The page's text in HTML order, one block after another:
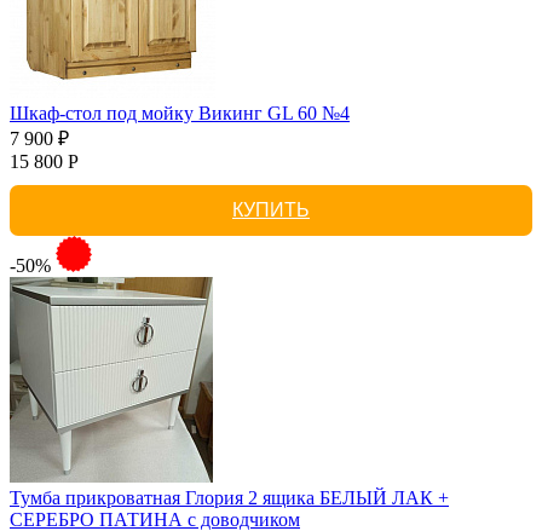
Шкаф-стол под мойку Викинг GL 60 №4
7 900 ₽
15 800 Р
КУПИТЬ
-50%
Тумба прикроватная Глория 2 ящика БЕЛЫЙ ЛАК +
СЕРЕБРО ПАТИНА с доводчиком